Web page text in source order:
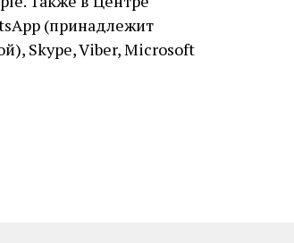
(принадлежит
Skype, Viber, Microsoft